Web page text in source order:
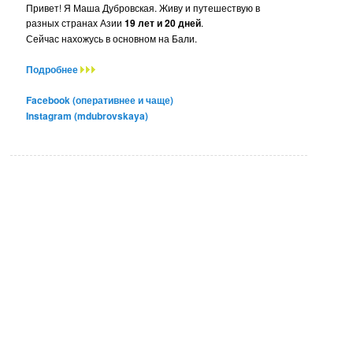
Привет! Я Маша Дубровская. Живу и путешествую в
разных странах Азии19 лет и 20 дней.
Сейчас нахожусь в основном на Бали.
Подробнее
Facebook (оперативнее и чаще)
Instagram (mdubrovskaya)